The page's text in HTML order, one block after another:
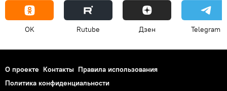
OK Rutube Дзен Telegram
О проекте Контакты Правила использования
Политика конфиденциальности